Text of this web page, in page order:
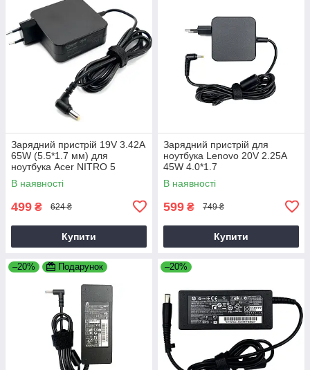
Зарядний пристрій 19V 3.42A
65W (5.5*1.7 мм) для
ноутбука Acer NITRO 5
AN515-31 65
В наявності
499 ₴ 624 ₴
Купити
Зарядний пристрій для
ноутбука Lenovo 20V 2.25A
45W 4.0*1.7
В наявності
599 ₴ 749 ₴
Купити
–20% Подарунок –20%